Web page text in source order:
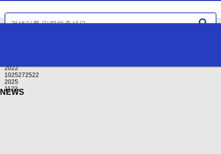
2022
1025272522
2025
1123
NEWS